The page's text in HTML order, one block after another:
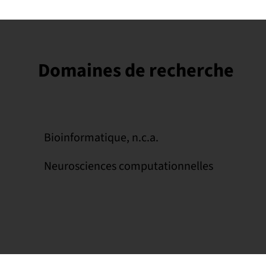
Domaines de recherche
Bioinformatique, n.c.a.
Neurosciences computationnelles